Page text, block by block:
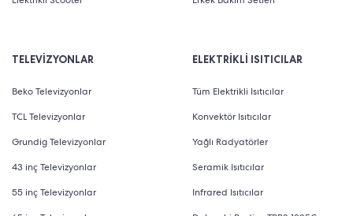
TELEVİZYONLAR
Beko Televizyonlar
TCL Televizyonlar
Grundig Televizyonlar
43 inç Televizyonlar
55 inç Televizyonlar
ELEKTRİKLİ ISITICILAR
Tüm Elektrikli Isıtıcılar
Konvektör Isıtıcılar
Yağlı Radyatörler
Seramik Isıtıcılar
Infrared Isıtıcılar